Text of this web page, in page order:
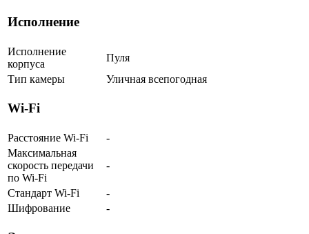
Исполнение
Исполнение
корпуса
Пуля
Тип камеры
Уличная всепогодная
Wi-Fi
Расстояние Wi-Fi
-
Максимальная
скорость передачи
по Wi-Fi
-
Стандарт Wi-Fi
-
Шифрование
-